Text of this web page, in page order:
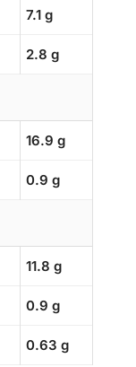
7.1 g
2.8 g
16.9 g
0.9 g
11.8 g
0.9 g
0.63 g